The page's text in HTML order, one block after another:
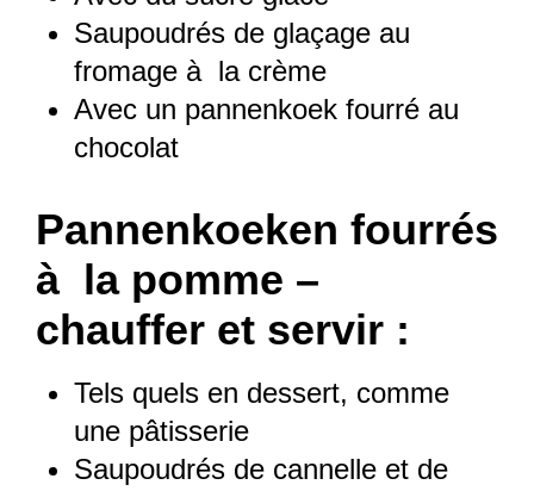
Saupoudrés de glaçage au
fromage à la crème
Avec un pannenkoek fourré au
chocolat
Pannenkoeken fourrés
à la pomme –
chauffer et servir :
Tels quels en dessert, comme
une pâtisserie
Saupoudrés de cannelle et de